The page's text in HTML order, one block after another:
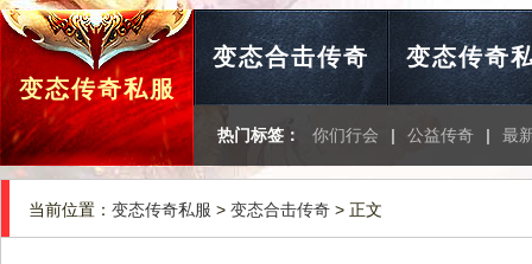
变态传奇私服
变态合击传奇 变态传奇
热门标签： 你们行会 | 公益传奇 | 最
当前位置： 变态传奇私服 > 变态合击传奇 > 正文